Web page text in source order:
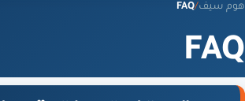
هوم سيف/
FAQ
FAQ